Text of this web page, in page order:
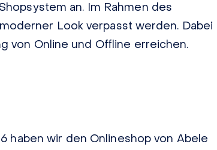
an. Im Rahmen des
Look verpasst werden. Dabei
von Online und Offline erreichen.
haben wir den Onlineshop von Abele